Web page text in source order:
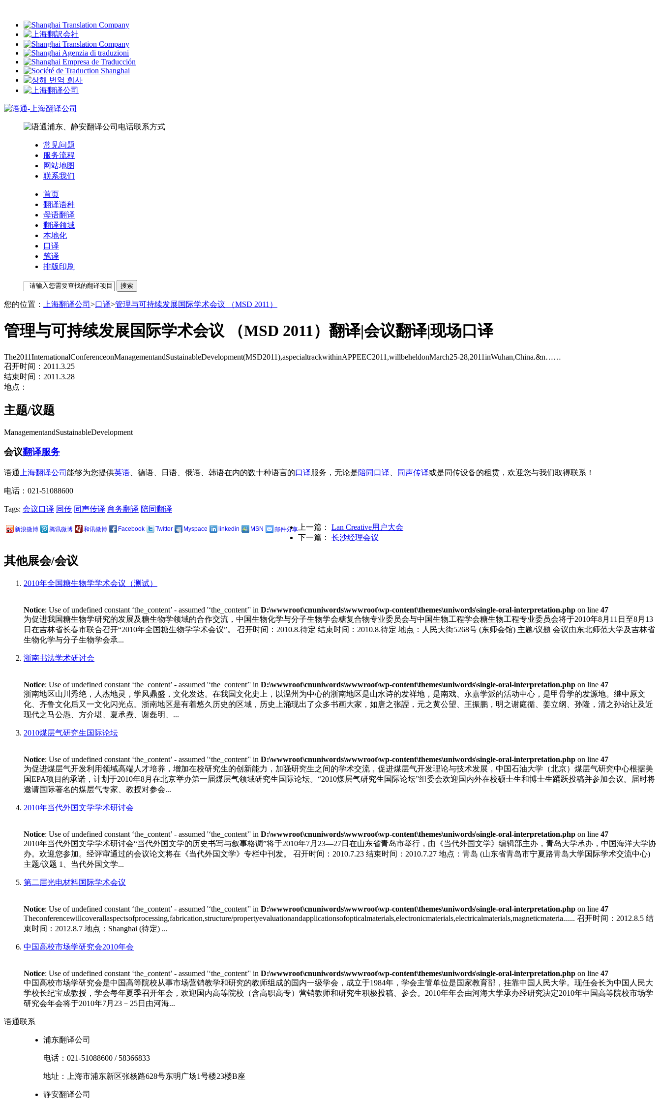
常见问题
服务流程
网站地图
联系我们
首页
翻译语种
母语翻译
翻译领域
本地化
口译
笔译
排版印刷
您的位置： 上海翻译公司 >口译>管理与可持续发展国际学术会议 （MSD 2011）
管理与可持续发展国际学术会议 （MSD 2011）翻译|会议翻译|现场口译
The2011InternationalConferenceonManagementandSustainableDevelopment(MSD2011),aspecialtrackwithinAPPEEC2011,willbeheldonMarch25-28,2011inWuhan,China.&n……
召开时间：2011.3.25
结束时间：2011.3.28
地点：
主题/议题
ManagementandSustainableDevelopment
会议翻译服务
语通 上海翻译公司 能够为您提供英语 、德语、日语、俄语、韩语在内的数十种语言的口译服务，无论是陪同口译 同声传译或是同传设备的租赁，欢迎您与我们取得联系！
电话：021-51088600
Tags: 会议口译 同传 同声传译 商务翻译 陪同翻译
新浪微博 腾讯微博 和讯微博 Facebook Twitter Myspace linkedin MSN 邮件分享 上一篇： Lan Creative用户大会
下一篇： 长沙经理会议
其他展会/会议
2010年全国糖生物学学术会议（测试）
Notice: Use of undefined constant ‘the_content’ - assumed '‘the_content’' in D:\wwwroot\cnuniwords\wwwroot\wp-content\themes\uniwords\single-oral-interpretation.php on line 47
为促进我国糖生物学研究的发展及糖生物学领域的合作交流，中国生物化学与分子生物学会糖复合物专业委员会与中国生物工程学会糖生物工程专业委员会将于2010年8月11日至8月13
日在吉林省长春市联合召开“2010年全国糖生物学学术会议”。 召开时间：2010.8.待定 结束时间：2010.8.待定 地点：人民大街5268号 (东师会馆) 主题/议题 会议由东北师范大学及吉林省
生物化学与分子生物学会承...
浙南书法学术研讨会
Notice: Use of undefined constant ‘the_content’ - assumed '‘the_content’' in D:\wwwroot\cnuniwords\wwwroot\wp-content\themes\uniwords\single-oral-interpretation.php on line 47
浙南地区山川秀绝，人杰地灵，学风鼎盛，文化发达。在我国文化史上，以温州为中心的浙南地区是山水诗的发祥地，是南戏、永嘉学派的活动中心，是甲骨学的发源地。继中原文
化、齐鲁文化后又一文化闪光点。浙南地区是有着悠久历史的区域，历史上涌现出了众多书画大家，如唐之张諲，元之黄公望、王振鹏，明之谢庭循、姜立纲、孙隆，清之孙诒让及近
现代之马公愚、方介堪、夏承焘、谢磊明、...
2010煤层气研究生国际论坛
Notice: Use of undefined constant ‘the_content’ - assumed '‘the_content’' in D:\wwwroot\cnuniwords\wwwroot\wp-content\themes\uniwords\single-oral-interpretation.php on line 47
为促进煤层气开发利用领域高端人才培养，增加在校研究生的创新能力，加强研究生之间的学术交流，促进煤层气开发理论与技术发展，中国石油大学（北京）煤层气研究中心根据美
国EPA项目的承诺，计划于2010年8月在北京举办第一届煤层气领域研究生国际论坛。“2010煤层气研究生国际论坛”组委会欢迎国内外在校硕士生和博士生踊跃投稿并参加会议。届时将
邀请国际著名的煤层气专家、教授对参会...
2010年当代外国文学学术研讨会
Notice: Use of undefined constant ‘the_content’ - assumed '‘the_content’' in D:\wwwroot\cnuniwords\wwwroot\wp-content\themes\uniwords\single-oral-interpretation.php on line 47
2010年当代外国文学学术研讨会“当代外国文学的历史书写与叙事格调”将于2010年7月23—27日在山东省青岛市举行，由《当代外国文学》编辑部主办，青岛大学承办，中国海洋大学协
办。欢迎您参加。经评审通过的会议论文将在《当代外国文学》专栏中刊发。 召开时间：2010.7.23 结束时间：2010.7.27 地点：青岛 (山东省青岛市宁夏路青岛大学国际学术交流中心)
主题/议题 1、当代外国文学...
第二届光电材料国际学术会议
Notice: Use of undefined constant ‘the_content’ - assumed '‘the_content’' in D:\wwwroot\cnuniwords\wwwroot\wp-content\themes\uniwords\single-oral-interpretation.php on line 47
Theconferencewillcoverallaspectsofprocessing,fabrication,structure/propertyevaluationandapplicationsofopticalmaterials,electronicmaterials,electricalmaterials,magneticmateria...... 召开时间：2012.8.5 结
束时间：2012.8.7 地点：Shanghai (待定) ...
中国高校市场学研究会2010年会
Notice: Use of undefined constant ‘the_content’ - assumed '‘the_content’' in D:\wwwroot\cnuniwords\wwwroot\wp-content\themes\uniwords\single-oral-interpretation.php on line 47
中国高校市场学研究会是中国高等院校从事市场营销教学和研究的教师组成的国内一级学会，成立于1984年，学会主管单位是国家教育部，挂靠中国人民大学。现任会长为中国人民大
学校长纪宝成教授，学会每年夏季召开年会，欢迎国内高等院校（含高职高专）营销教师和研究生积极投稿、参会。2010年年会由河海大学承办经研究决定2010年中国高等院校市场学
研究会年会将于2010年7月23－25日由河海...
语通联系
浦东翻译公司
电话： 021-51088600 / 58366833
地址： 上海市浦东新区张杨路628号东明广场1号楼23楼B座
静安翻译公司